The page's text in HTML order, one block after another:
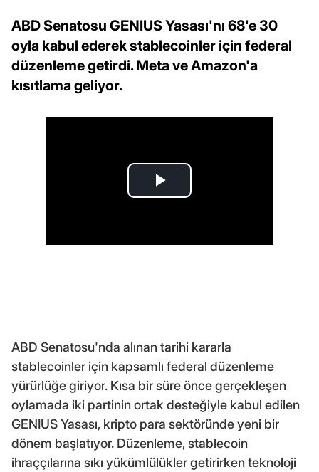
ABD Senatosu GENIUS Yasası'nı 68'e 30
oyla kabul ederek stablecoinler için federal
düzenleme getirdi. Meta ve Amazon'a
kısıtlama geliyor.
ABD Senatosu'nda alınan tarihi kararla
stablecoinler için kapsamlı federal düzenleme
yürürlüğe giriyor. Kısa bir süre önce gerçekleşen
oylamada iki partinin ortak desteğiyle kabul edilen
GENIUS Yasası, kripto para sektöründe yeni bir
dönem başlatıyor. Düzenleme, stablecoin
ihraççılarına sıkı yükümlülükler getirirken teknoloji